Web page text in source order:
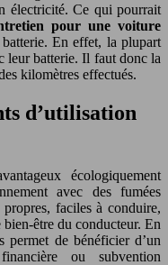
électricité. Ce qui pourrait
pour une voiture
En effet, la plupart
leur batterie. Il faut donc la
kilomètres effectués.
d’utilisation
écologiquement
avec des fumées
propres, faciles à conduire,
être du conducteur. En
permet de bénéficier d’un
ou subvention